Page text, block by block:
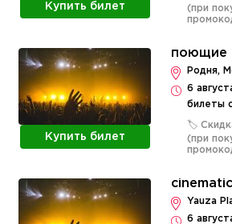
Купить билет
(при
Купить билет
поющие
Родня,
6
билеты
🏷️
(при
Yauza
6